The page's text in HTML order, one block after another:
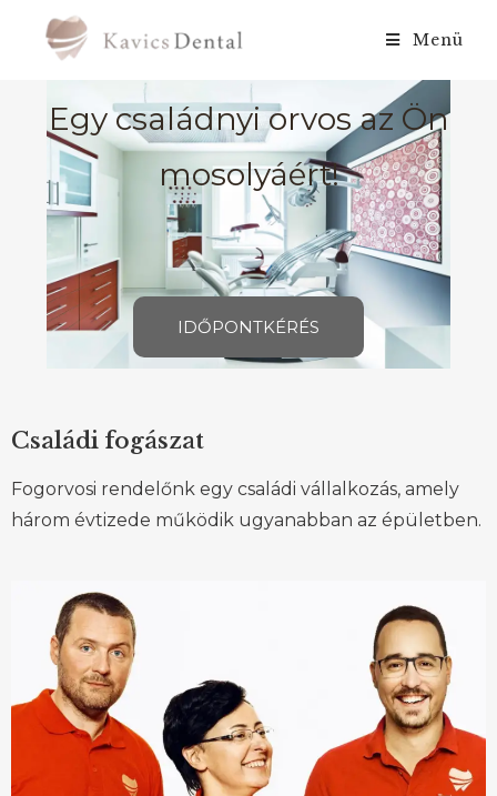
Menü
Egy családnyi orvos az Ön
mosolyáért!
IDŐPONTKÉRÉS
Családi fogászat
Fogorvosi rendelőnk egy családi vállalkozás, amely
három évtizede működik ugyanabban az épületben.